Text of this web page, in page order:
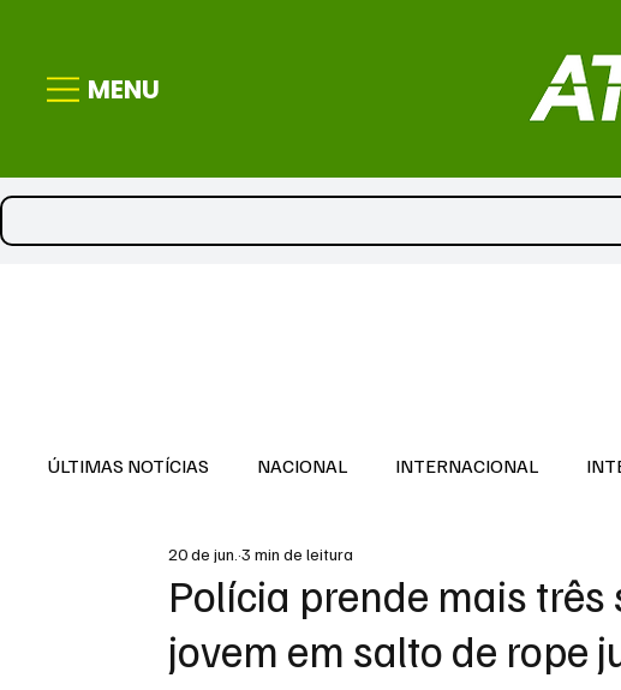
MENU
ÚLTIMAS NOTÍCIAS NACIONAL INTERNACIONAL
DESTAQUE
Polícia prende mais
jovem em salto de rope
20 de jun.3 min de leitura